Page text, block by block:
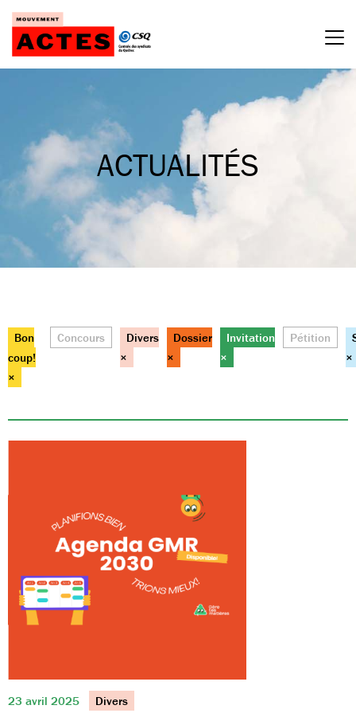
Passer
contenu
ACTUALITÉS
23 avril 2025 Divers
Bon
coup!
×
Concours
Divers
×
Dossier
×
Invitation
×
Pétition
×